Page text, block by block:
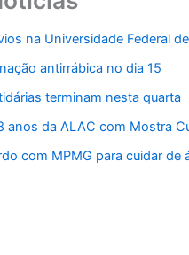
na Universidade Federal
antirrábica no dia 15
terminam nesta quarta
anos da ALAC com Mostra
com MPMG para cuidar de